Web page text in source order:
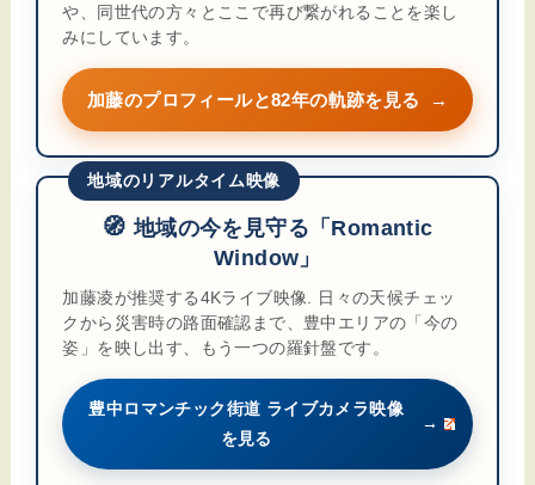
や、同世代の方々とここで再び繋がれることを楽し
みにしています。
加藤のプロフィールと82年の軌跡を見る →
地域のリアルタイム映像
🧭 地域の今を見守る「Romantic
Window」
加藤凌が推奨する4Kライブ映像. 日々の天候チェッ
クから災害時の路面確認まで、豊中エリアの「今の
姿」を映し出す、もう一つの羅針盤です。
豊中ロマンチック街道 ライブカメラ映像
を見る
→